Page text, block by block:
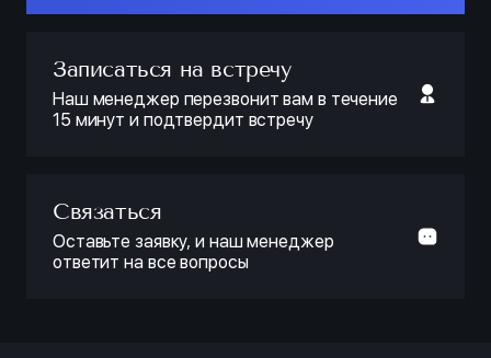
Записаться на встречу
Наш менеджер перезвонит вам в течение
15 минут и подтвердит встречу
Связаться
Оставьте заявку, и наш менеджер
ответит на все вопросы